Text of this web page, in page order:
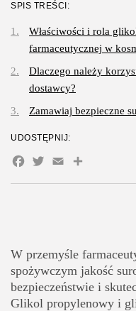
POPULARNE
212
24
W przemyśle
spożywczym jakość
bezpieczeństwie i
Glikol propylenowy i
SPIS TREŚCI:
Właściwości i rola
farmaceutycznej w
Dlaczego należy
dostawcy?
Zamawiaj bezpieczne
UDOSTĘPNIJ:
Facebook
Twitter
EmailShare